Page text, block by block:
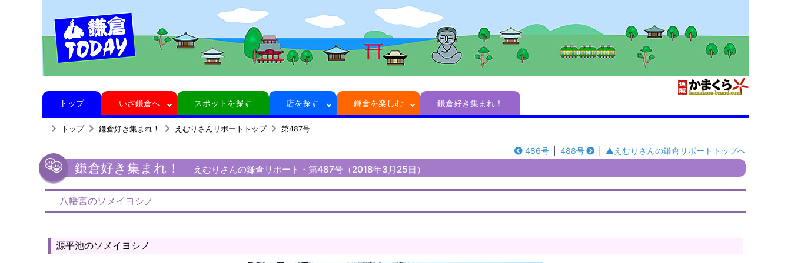
トップ いざ鎌倉へ スポットを探す 店を探す 鎌倉を楽しむ 鎌倉好き集まれ！
トップ 鎌倉好き集まれ！ えむりさんリポートトップ 第487号
486号 488号 ▲えむりさんの鎌倉リポートトップへ
鎌倉好き集まれ！ えむりさんの鎌倉リポート・第487号（2018年3月25日）
八幡宮のソメイヨシノ
源平池のソメイヨシノ